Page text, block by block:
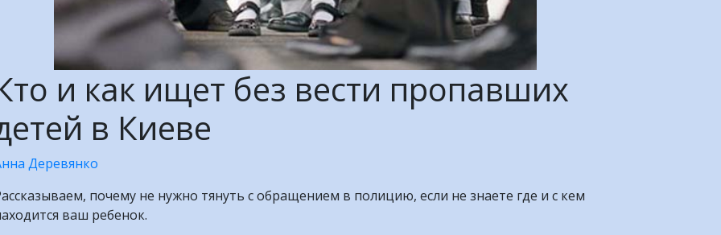
и как ищет без вести пропавших
в Киеве
Деревянко
почему не нужно тянуть с обращением в полицию, если не знаете где и с кем
ваш ребенок.